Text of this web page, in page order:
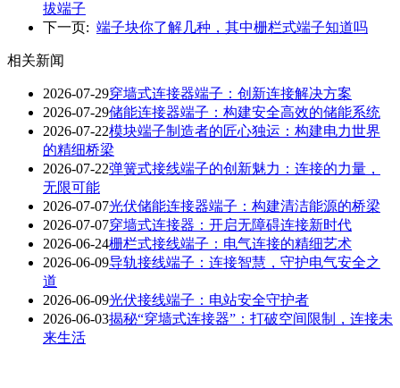
拔端子
下一页: 端子块你了解几种，其中栅栏式端子知道吗
相关新闻
2026-07-29穿墙式连接器端子：创新连接解决方案
2026-07-29储能连接器端子：构建安全高效的储能系统
2026-07-22模块端子制造者的匠心独运：构建电力世界
的精细桥梁
2026-07-22弹簧式接线端子的创新魅力：连接的力量，
无限可能
2026-07-07光伏储能连接器端子：构建清洁能源的桥梁
2026-07-07穿墙式连接器：开启无障碍连接新时代
2026-06-24栅栏式接线端子：电气连接的精细艺术
2026-06-09导轨接线端子：连接智慧，守护电气安全之
道
2026-06-09光伏接线端子：电站安全守护者
2026-06-03揭秘“穿墙式连接器”：打破空间限制，连接未
来生活